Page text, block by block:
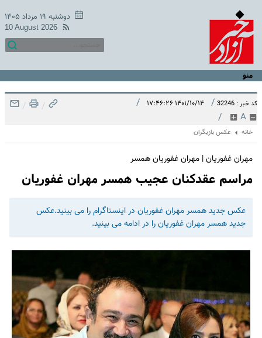
دوشنبه ۱۹ مرداد ۱۴۰۵
10 August 2026
منو
کد خبر : 32246 / ۱۴۰۱/۱۰/۱۴ ۱۷:۴۶:۲۶ /
A
/
/
/
خانه عکس بازیگران
مهران غفوریان | مهران غفوریان همسر
مراسم عقدکنان عجیب همسر مهران غفوریان
عکس جدید همسر مهران غفوریان در اینستاگرام را می بینید.عکس
جدید همسر مهران غفوریان را در ادامه می بینید.